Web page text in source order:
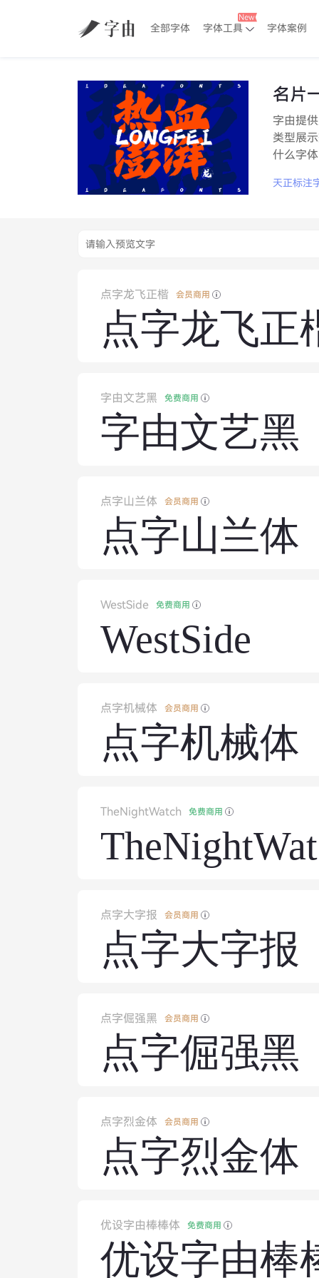
全部字体 字体工具 字体案例
名片
字由提
类型展
什么字
天正标注
点字龙飞正楷 会员商用
点字龙飞正
字由文艺黑 免费商用
字由文艺黑
点字山兰体 会员商用
点字山兰体
WestSide 免费商用
WestSide
点字机械体 会员商用
点字机械体
TheNightWatch 免费商用
点字大字报 会员商用
点字大字报
点字倔强黑 会员商用
点字倔强黑
点字烈金体 会员商用
点字烈金体
优设字由棒棒体 免费商用
优设字由棒